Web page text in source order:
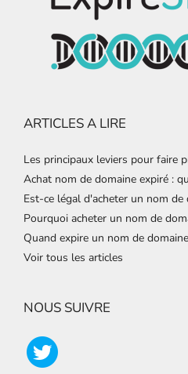
ARTICLES A LIRE
Les principaux leviers pour faire
Achat nom de domaine expiré :
Est-ce légal d'acheter un nom de
Pourquoi acheter un nom de
Quand expire un nom de
Voir tous les articles
NOUS SUIVRE